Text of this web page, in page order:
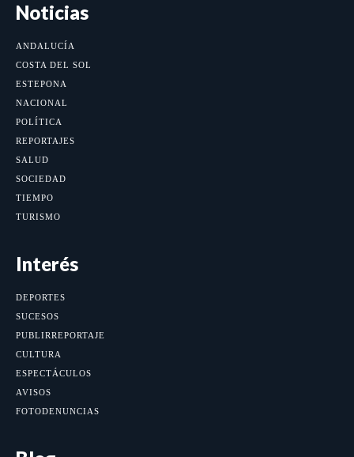
Noticias
ANDALUCÍA
COSTA DEL SOL
ESTEPONA
NACIONAL
POLÍTICA
REPORTAJES
SALUD
SOCIEDAD
TIEMPO
TURISMO
Interés
DEPORTES
SUCESOS
PUBLIRREPORTAJE
CULTURA
ESPECTÁCULOS
AVISOS
FOTODENUNCIAS